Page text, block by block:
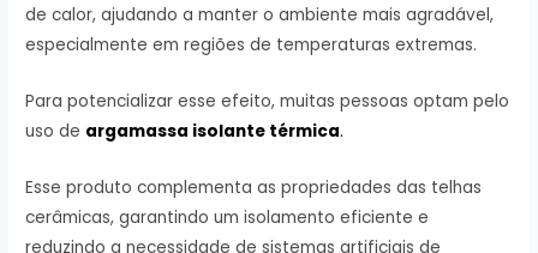
de calor, ajudando a manter o ambiente mais agradável,
especialmente em regiões de temperaturas extremas.
Para potencializar esse efeito, muitas pessoas optam pelo
uso de argamassa isolante térmica.
Esse produto complementa as propriedades das telhas
cerâmicas, garantindo um isolamento eficiente e
reduzindo a necessidade de sistemas artificiais de